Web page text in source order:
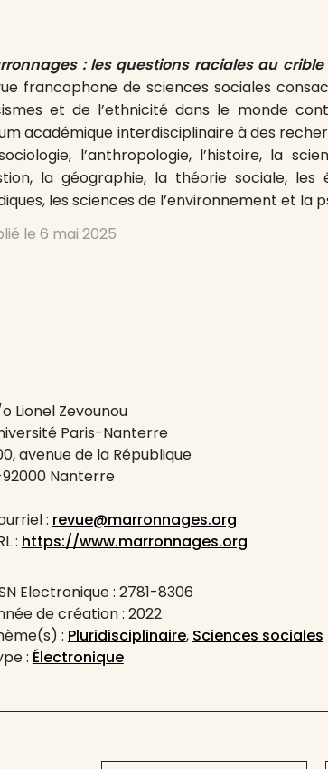
: les questions raciales au
francophone de sciences sociales
et de l’ethnicité dans le monde
académique interdisciplinaire à des
l’anthropologie, l’histoire, la
la géographie, la théorie sociale, les
les sciences de l’environnement et la
le6 mai 2025
Lionel Zevounou
Paris-Nanterre
avenue de la République
Nanterre
: revue@marronnages.org
: https://www.marronnages.org
Electronique : 2781-8306
de création : 2022
: Pluridisciplinaire, Sciences sociales
: Électronique